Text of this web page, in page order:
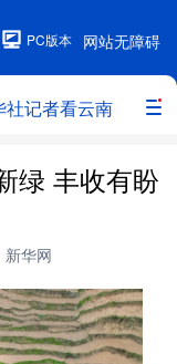
网站无障碍
PC版本
社记者看云南 政务
本网原创
教育
图片
绿 丰收有盼
新华网